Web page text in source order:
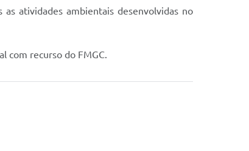
atividades ambientais desenvolvidas no
com recurso do FMGC.